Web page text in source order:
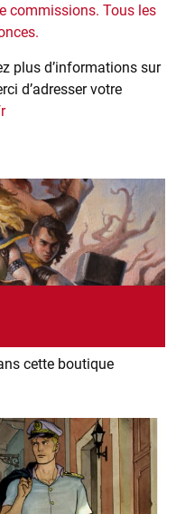
commissions. Tous les
plus d’informations sur
d’adresser votre
cette boutique